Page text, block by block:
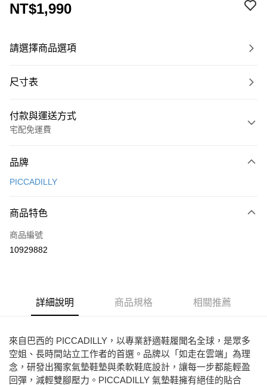
NT$1,990
請選擇商品選項
尺寸表
付款與運送方式
宅配免運費
信用卡一次付款
街口支付
悠遊付
品牌
PICCADILLY
商品特色
商品編號
10929882
詳細說明 商品規格 相關推薦
來自巴西的 PICCADILLY，以專業舒適鞋履聞名全球，是眾多
空姐、長時間站立工作者的首選。品牌以「如走在雲端」為理
念，研發出獨家氣墊鞋墊與柔軟鞋底設計，讓每一步都能輕盈
回彈，減輕雙腳壓力。PICCADILLY 氣墊鞋擁有絕佳的貼合